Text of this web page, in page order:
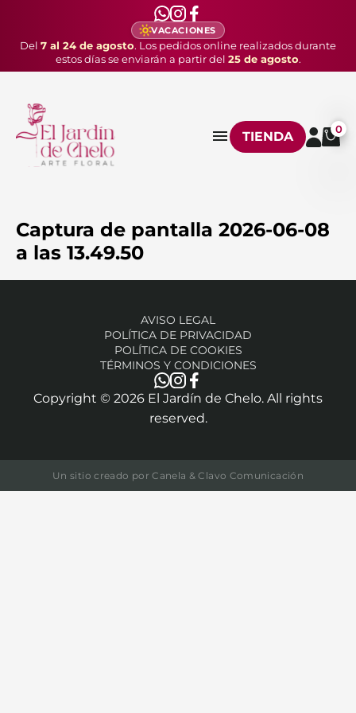
VACACIONES
Del 7 al 24 de agosto. Los pedidos online realizados durante
estos días se enviarán a partir del 25 de agosto.
TIENDA 0
Captura de pantalla 2026-06-08
a las 13.49.50
Copyright © 2026 El Jardín de Chelo. All rights
reserved.
AVISO LEGAL
POLÍTICA DE PRIVACIDAD
POLÍTICA DE COOKIES
TÉRMINOS Y CONDICIONES
Un sitio creado porCanela & Clavo Comunicación